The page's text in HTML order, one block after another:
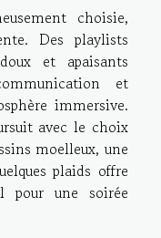
choisie,
Des playlists
et apaisants
et
immersive.
avec le choix
moelleux, une
plaids offre
pour une soirée